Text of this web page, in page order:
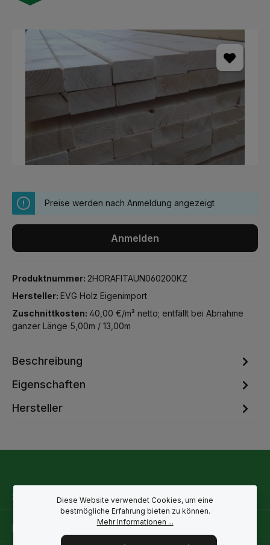
Bildergalerie überspringen
Preise werden nach Anmeldung angezeigt
Anmelden
Produktnummer: 2HORAFITAUN060200KZ
Hersteller: EVG Holz Eigenimport
Zuschnittkosten: 40,00 €/m³ netto; entfällt bei Abnahme
ganzer Länge 5,00m / 13,00m
Beschreibung
Eigenschaften
Hersteller
Service-Hotline
Rechtliche Hinweise
Diese Website verwendet Cookies, um eine
bestmögliche Erfahrung bieten zu können.
Mehr Informationen ...